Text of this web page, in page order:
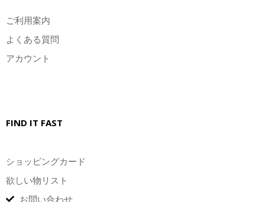
ご利用案内
よくある質問
アカウント
FIND IT FAST
ショッピングカード
欲しい物リスト
お問い合わせ